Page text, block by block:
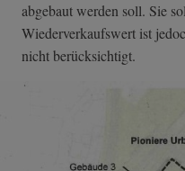
abgebaut werden soll. Sie
Wiederverkaufswert ist
nicht berücksichtigt.